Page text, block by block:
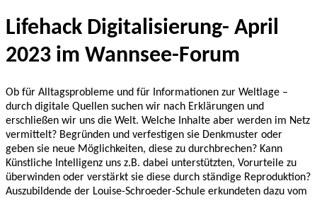
Lifehack Digitalisierung- April
2023 im Wannsee-Forum
Ob für Alltagsprobleme und für Informationen zur Weltlage –
durch digitale Quellen suchen wir nach Erklärungen und
erschließen wir uns die Welt. Welche Inhalte aber werden im Netz
vermittelt? Begründen und verfestigen sie Denkmuster oder
geben sie neue Möglichkeiten, diese zu durchbrechen? Kann
Künstliche Intelligenz uns z.B. dabei unterstützten, Vorurteile zu
überwinden oder verstärkt sie diese durch ständige Reproduktion?
Auszubildende der Louise-Schroeder-Schule erkundeten dazu vom